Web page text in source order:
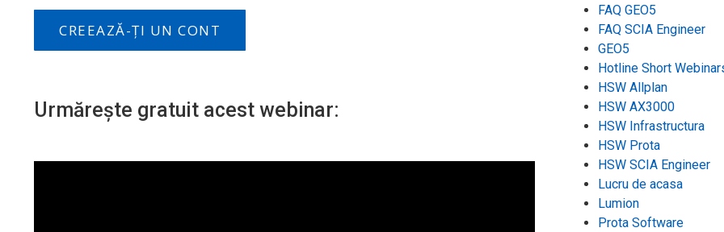
CREEAZĂ-ȚI UN CONT
Urmărește gratuit acest webinar:
FAQ GEO5
FAQ SCIA Engineer
GEO5
Hotline Short
HSW Allplan
HSW AX3000
HSW Infrastructura
HSW Prota
HSW SCIA Engineer
Lucru de acasa
Lumion
Prota Software